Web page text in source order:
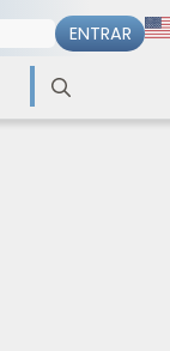
Search
for: